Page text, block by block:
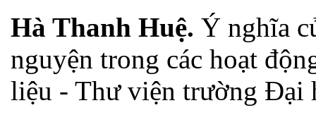
Hà Thanh Huệ. Ý nghĩa
nguyện trong các hoạt
liệu - Thư viện trường Đại